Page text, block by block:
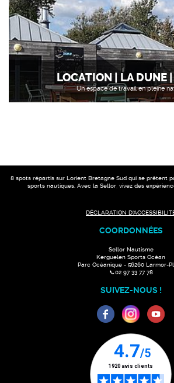
LOCATION | LA DUNE
Un espace de travail en pleine
8 spots répartis sur Lorient Bretagne Sud qui se prêtent
sports nautiques. Avec la Sellor, vivez des
DÉCLARATION
COORDONNÉES
Sellor Nautisme
Kerguelen Sports Océan
Parc Océanique - 56260 Larmor-
📞02 97 33 77 78
SUIVEZ-NOUS !